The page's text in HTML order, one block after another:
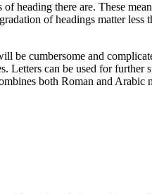
heading there are. These
of headings matter
cumbersome and
can be used for
both Roman and Arabic